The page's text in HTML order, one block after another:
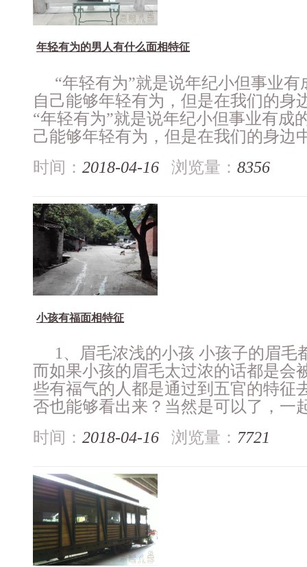
年轻有为的男人有什么面相特征
“年轻有为”就是说年纪小但事业
自己能够年轻有为，但是在我们的身
“年轻有为”就是说年纪小但事业有成
己能够年轻有为，但是在我们的身边
时间： 2018-04-16 浏览量： 8356
小孩有福面相特征
1、眉毛浓浅的小孩 小孩子的眉毛
而如果小孩的眉毛太过浓的话都是会
些有福气的人都是通过到五官的特征
否也能够看出来？当然是可以了，一
时间： 2018-04-16 浏览量： 7721